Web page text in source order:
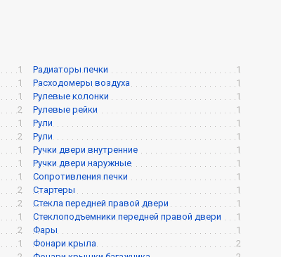
1
1
1
2
1
2
1
1
1
2
2
1
2
1
Радиаторы печки
1
Расходомеры воздуха
1
Рулевые колонки
1
Рулевые рейки
1
Рули
1
Рули
1
Ручки двери внутренние
1
Ручки двери наружные
1
Сопротивления печки
1
Стартеры
1
Стекла передней правой двери
1
Стеклоподъемники передней правой двери
1
Фары
1
Фонари крыла
2